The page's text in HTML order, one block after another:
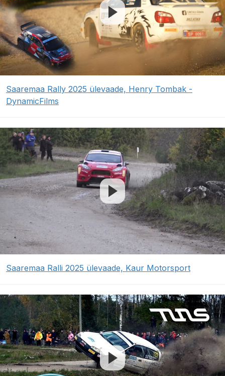
Saaremaa Rally 2025 ülevaade, Henry Tombak -
DynamicFilms
Saaremaa Ralli 2025 ülevaade, Kaur Motorsport